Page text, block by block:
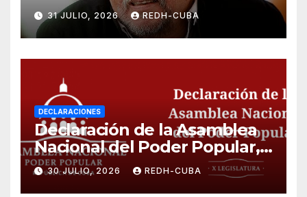
31 JULIO, 2026 REDH-CUBA
DECLARACIONES
Declaración de la Asamblea
Nacional del Poder Popular,
¡Cesen el cerco energético y
el castigo colectivo al pueblo
30 JULIO, 2026 REDH-CUBA